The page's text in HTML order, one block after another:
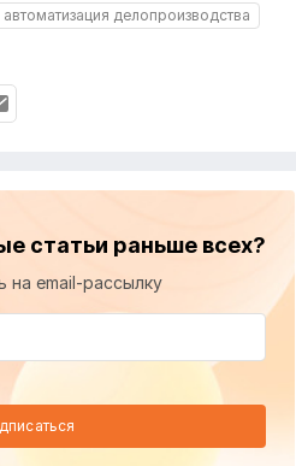
автоматизация делопроизводства
статьи раньше всех?
на email-рассылку